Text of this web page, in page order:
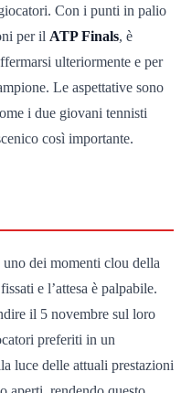
Con i punti in palio
per il ATP Finals, è
ulteriormente e per
Le aspettative sono
i due giovani tennisti
così importante.
dei momenti clou della
e l’attesa è palpabile.
il 5 novembre sul loro
preferiti in un
luce delle attuali prestazioni